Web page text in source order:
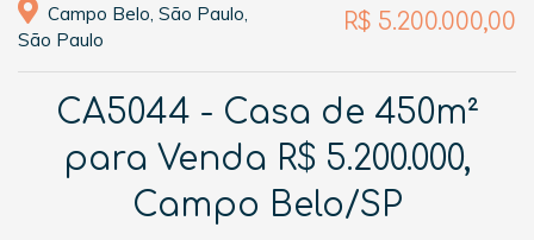
Campo Belo, São Paulo,
São Paulo
R$ 5.200.000,00
CA5044 - Casa de 450m²
para Venda R$ 5.200.000,
Campo Belo/SP